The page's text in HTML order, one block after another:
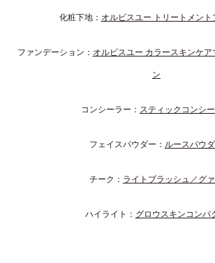
化粧下地： オルビスユー トリートメント
ファンデーション： オルビスユー カラースキンケ
ン
コンシーラー： スティックコンシ
フェイスパウダー： ルースパウ
チーク： ライトブラッシュ／グ
ハイライト： グロウスキンコンパ